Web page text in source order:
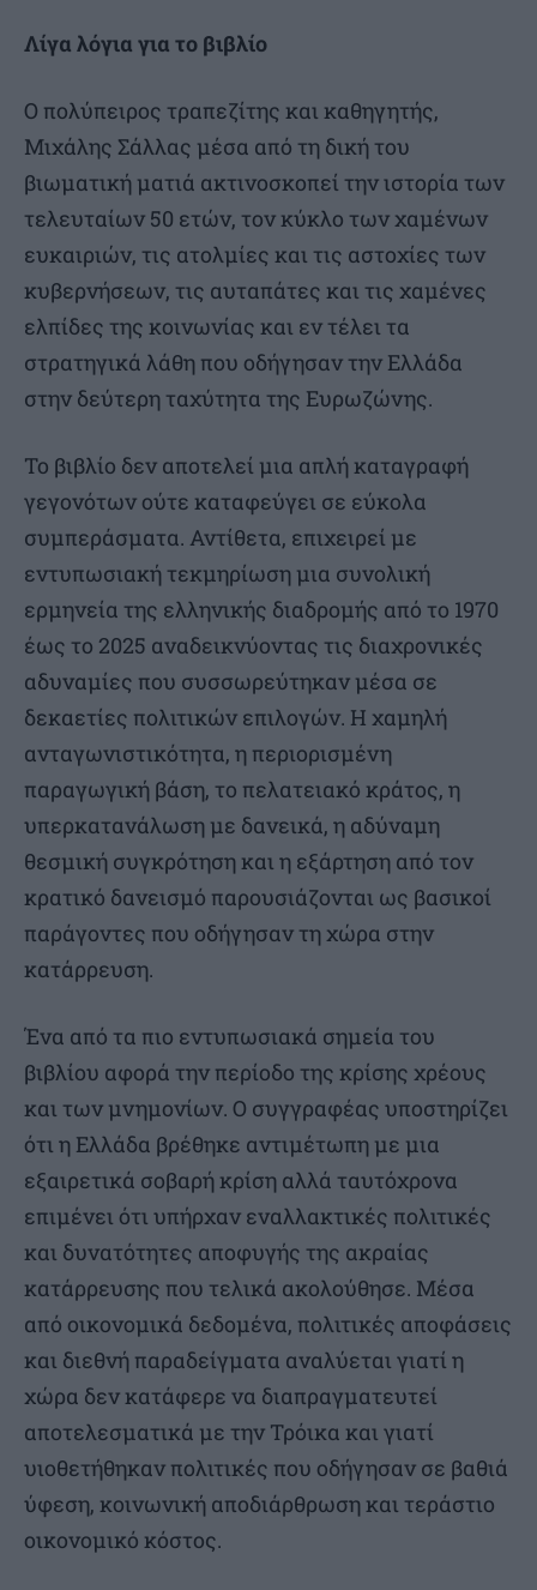
Λίγα λόγια για το βιβλίο
O πολύπειρος τραπεζίτης και καθηγητής,
Μιχάλης Σάλλας μέσα από τη δική του
βιωματική ματιά ακτινοσκοπεί την ιστορία των
τελευταίων 50 ετών, τον κύκλο των χαμένων
ευκαιριών, τις ατολμίες και τις αστοχίες των
κυβερνήσεων, τις αυταπάτες και τις χαμένες
ελπίδες της κοινωνίας και εν τέλει τα
στρατηγικά λάθη που οδήγησαν την Ελλάδα
στην δεύτερη ταχύτητα της Ευρωζώνης.
Το βιβλίο δεν αποτελεί μια απλή καταγραφή
γεγονότων ούτε καταφεύγει σε εύκολα
συμπεράσματα. Αντίθετα, επιχειρεί με
εντυπωσιακή τεκμηρίωση μια συνολική
ερμηνεία της ελληνικής διαδρομής από το 1970
έως το 2025 αναδεικνύοντας τις διαχρονικές
αδυναμίες που συσσωρεύτηκαν μέσα σε
δεκαετίες πολιτικών επιλογών. Η χαμηλή
ανταγωνιστικότητα, η περιορισμένη
παραγωγική βάση, το πελατειακό κράτος, η
υπερκατανάλωση με δανεικά, η αδύναμη
θεσμική συγκρότηση και η εξάρτηση από τον
κρατικό δανεισμό παρουσιάζονται ως βασικοί
παράγοντες που οδήγησαν τη χώρα στην
κατάρρευση.
Ένα από τα πιο εντυπωσιακά σημεία του
βιβλίου αφορά την περίοδο της κρίσης χρέους
και των μνημονίων. Ο συγγραφέας υποστηρίζει
ότι η Ελλάδα βρέθηκε αντιμέτωπη με μια
εξαιρετικά σοβαρή κρίση αλλά ταυτόχρονα
επιμένει ότι υπήρχαν εναλλακτικές πολιτικές
και δυνατότητες αποφυγής της ακραίας
κατάρρευσης που τελικά ακολούθησε. Μέσα
από οικονομικά δεδομένα, πολιτικές αποφάσεις
και διεθνή παραδείγματα αναλύεται γιατί η
χώρα δεν κατάφερε να διαπραγματευτεί
αποτελεσματικά με την Τρόικα και γιατί
υιοθετήθηκαν πολιτικές που οδήγησαν σε βαθιά
ύφεση, κοινωνική αποδιάρθρωση και τεράστιο
οικονομικό κόστος.